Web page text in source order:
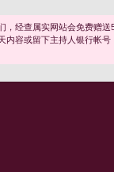
经查属实网站会免费赠送
容或留下主持人银行帐